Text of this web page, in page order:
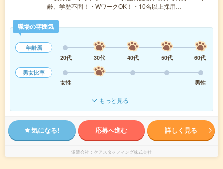
齢、学歴不問！・WワークOK！・10名以上採用…
職場の雰囲気
年齢層
20代
30代 40代 50代
60代
男女比率
女性
男性
もっと見る
気になる! 応募へ進む 詳しく見る
派遣会社 ケアスタッフィング株式会社